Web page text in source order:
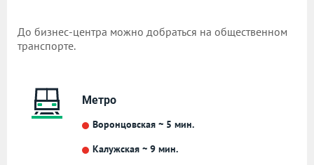
До бизнес-центра можно добраться на общественном
транспорте.
Метро
Воронцовская ~ 5 мин.
Калужская ~ 9 мин.